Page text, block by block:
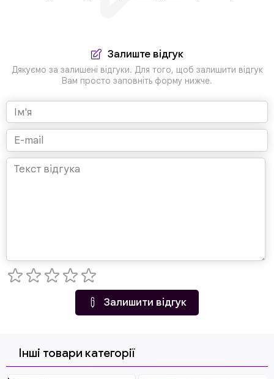
Залиште відгук
Дякуємо за залишені відгуки. Для того, щоб залишити відгук
Вам просто заповніть форму нижче.
Залишити відгук
Інші товари категорії